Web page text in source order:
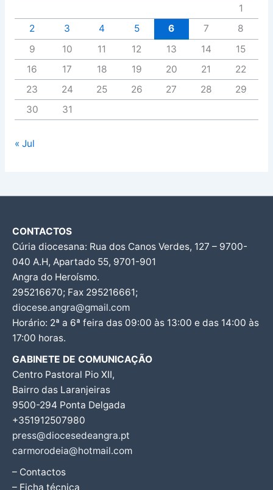
1
2
3 4 5 6 7
8
9
10 11 12 13 14
15
16
17 18 19 20 21
22
23
24 25 26 27 28
29
30
31
« Jul
CONTACTOS
Cúria diocesana: Rua dos Canos Verdes, 127 – 9700-
040 A.H, Apartado 55, 9701-901
Angra do Heroísmo.
295216670; Fax 295216661;
diocese.angra@gmail.com
Horário: 2ª a 6ª feira das 09:00 às 13:00 e das 14:00 às
17:00 horas.
GABINETE DE COMUNICAÇÃO
Centro Pastoral Pio XII,
Bairro das Laranjeiras
9500-294 Ponta Delgada
+351912507980
press@diocesedeangra.pt
carmorodeia@hotmail.com
– Contactos
– Ficha técnica